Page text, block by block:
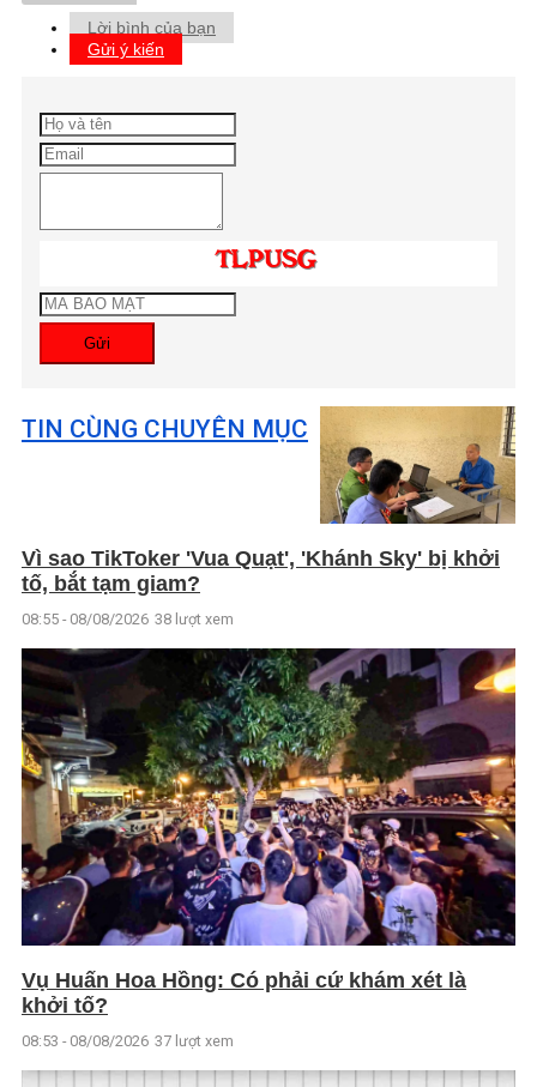
Lời bình của bạn
Gửi ý kiến
Gửi
TIN CÙNG CHUYÊN MỤC
Vì sao TikToker 'Vua Quạt', 'Khánh Sky' bị khởi
tố, bắt tạm giam?
08:55 - 08/08/2026 38 lượt xem
Vụ Huấn Hoa Hồng: Có phải cứ khám xét là
khởi tố?
08:53 - 08/08/2026 37 lượt xem